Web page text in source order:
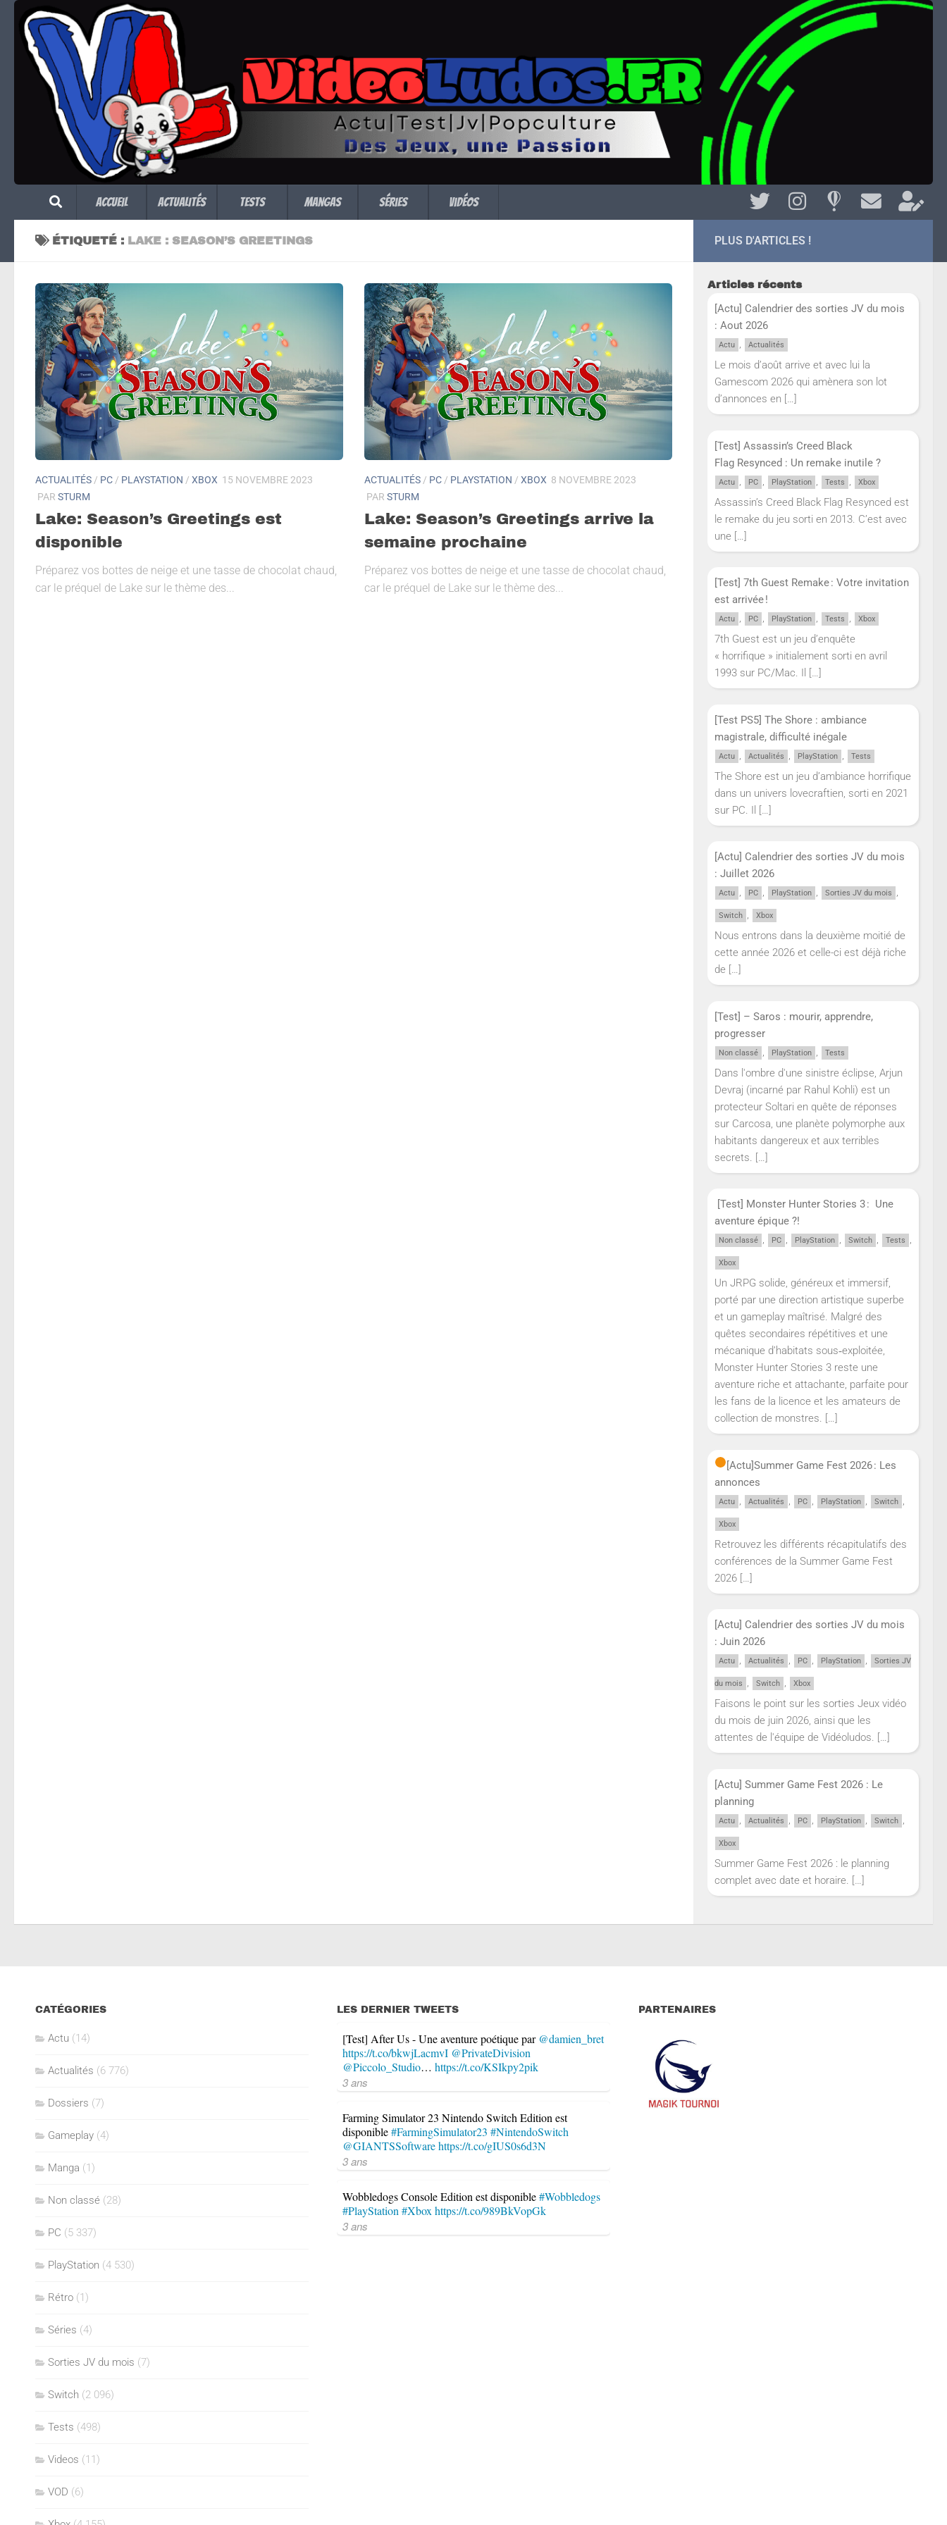
Skip to content
Accueil Actualités Tests Mangas Séries Vidéos
ÉTIQUETÉ : LAKE : SEASON’S GREETINGS
ACTUALITÉS / PC / PLAYSTATION / XBOX 15 NOVEMBRE 2023
PAR STURM
Lake: Season’s Greetings est
disponible
Préparez vos bottes de neige et une tasse de chocolat chaud,
car le préquel de Lake sur le thème des...
ACTUALITÉS / PC / PLAYSTATION / XBOX 8 NOVEMBRE 2023
PAR STURM
Lake: Season’s Greetings arrive la
semaine prochaine
Préparez vos bottes de neige et une tasse de chocolat chaud,
car le préquel de Lake sur le thème des...
PLUS D'ARTICLES !
Articles récents
[Actu] Calendrier des sorties JV du mois
: Aout 2026
Actu , Actualités
Le mois d’août arrive et avec lui la
Gamescom 2026 qui amènera son lot
d’annonces en […]
[Test] Assassin’s Creed Black
Flag Resynced : Un remake inutile ?
Actu , PC , PlayStation , Tests , Xbox
Assassin’s Creed Black Flag Resynced est
le remake du jeu sorti en 2013. C’est avec
une […]
[Test] 7th Guest Remake : Votre invitation
est arrivée !
Actu , PC , PlayStation , Tests , Xbox
7th Guest est un jeu d’enquête
« horrifique » initialement sorti en avril
1993 sur PC/Mac. Il
[…]
[Test PS5] The Shore : ambiance
magistrale, difficulté inégale
Actu , Actualités , PlayStation , Tests
The Shore est un jeu d’ambiance horrifique
dans un univers lovecraftien, sorti en 2021
sur PC. Il […]
[Actu] Calendrier des sorties JV du mois
: Juillet 2026
Actu , PC , PlayStation , Sorties JV du mois ,
Switch , Xbox
Nous entrons dans la deuxième moitié de
cette année 2026 et celle-ci est déjà riche
de […]
[Test] – Saros : mourir, apprendre,
progresser
Non classé , PlayStation , Tests
Dans l'ombre d'une sinistre éclipse, Arjun
Devraj (incarné par Rahul Kohli) est un
protecteur Soltari en quête de réponses
sur Carcosa, une planète polymorphe aux
habitants dangereux et aux terribles
secrets. […]
[Test] Monster Hunter Stories 3 : Une
aventure épique ?!
Non classé , PC , PlayStation , Switch , Tests ,
Xbox
Un JRPG solide, généreux et immersif,
porté par une direction artistique superbe
et un gameplay maîtrisé. Malgré des
quêtes secondaires répétitives et une
mécanique d’habitats sous‑exploitée,
Monster Hunter Stories 3 reste une
aventure riche et attachante, parfaite pour
les fans de la licence et les amateurs de
collection de monstres. […]
[Actu]Summer Game Fest 2026 : Les
annonces
Actu , Actualités , PC , PlayStation , Switch ,
Xbox
Retrouvez les différents récapitulatifs des
conférences de la Summer Game Fest
2026 […]
[Actu] Calendrier des sorties JV du mois
: Juin 2026
Actu , Actualités , PC , PlayStation , Sorties JV
du mois , Switch , Xbox
Faisons le point sur les sorties Jeux vidéo
du mois de juin 2026, ainsi que les
attentes de l'équipe de Vidéoludos. […]
[Actu] Summer Game Fest 2026 : Le
planning
Actu , Actualités , PC , PlayStation , Switch ,
Xbox
Summer Game Fest 2026 : le planning
complet avec date et horaire. […]
CATÉGORIES
Actu (14)
Actualités (6 776)
Dossiers (7)
Gameplay (4)
Manga (1)
Non classé (28)
PC (5 337)
PlayStation (4 530)
Rétro (1)
Séries (4)
Sorties JV du mois (7)
Switch (2 096)
Tests (498)
Videos (11)
VOD (6)
LES DERNIER TWEETS
[Test] After Us - Une aventure poétique par @damien_bret
https://t.co/bkwjLacmvI @PrivateDivision
@Piccolo_Studio… https://t.co/KSIkpy2pik
3 ans
Farming Simulator 23 Nintendo Switch Edition est
disponible#FarmingSimulator23 #NintendoSwitch
@GIANTSSoftwarehttps://t.co/gIUS0s6d3N
3 ans
Wobbledogs Console Edition est disponible#Wobbledogs
#PlayStation #Xbox https://t.co/989BkVopGk
3 ans
PARTENAIRES